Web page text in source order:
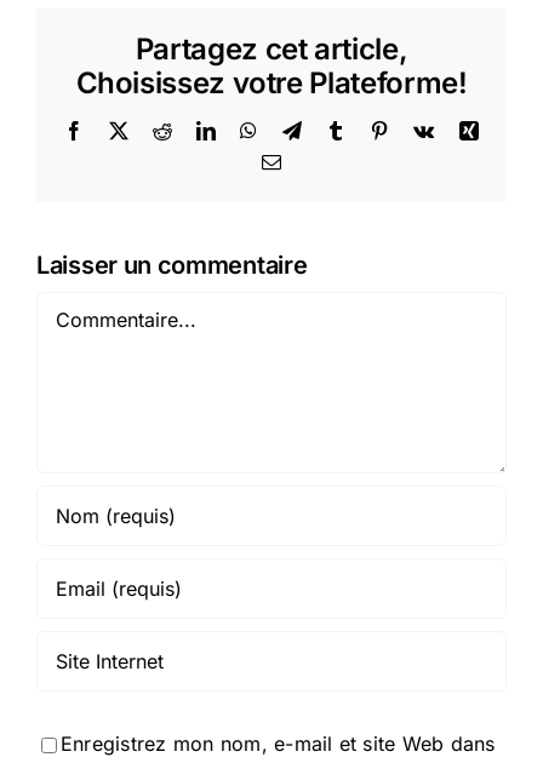
Partagez cet article,
Choisissez votre Plateforme!
Facebook
X RedditLinkedInWhatsApp
TelegramTumblr Pinterest
Vk
Xing
Email
Laisser un commentaire
Commentaire
Enregistrez mon nom, e-mail et site Web dans